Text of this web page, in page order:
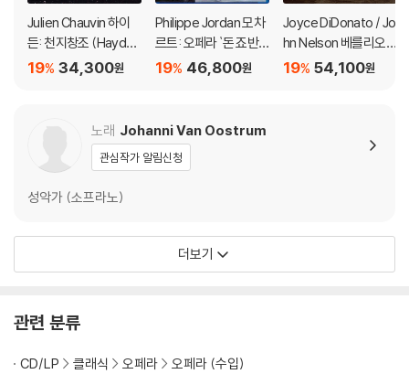
Julien Chauvin 하이
든: 천지창조 (Haydn:
La Creation du mon
34,300원
19%
Philippe Jordan 모차
르트: 오페라 `돈 죠반
니` (Mozart: Opera `
46,800원
19%
Joyce DiDonato / Jo
hn Nelson 베를리오
즈: 오페라 '트로이인'
54,100원
19%
노래 Johanni Van Oostrum
관심작가 알림신청
성악가 (소프라노)
더보기
관련 분류
CD/LP 클래식 오페라
오페라 (수입)